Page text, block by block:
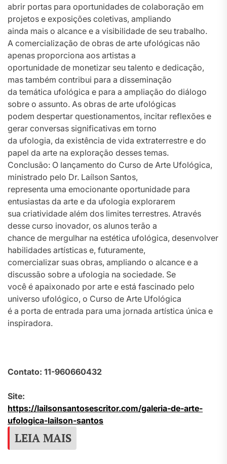
abrir portas para oportunidades de colaboração em
projetos e exposições coletivas, ampliando
ainda mais o alcance e a visibilidade de seu trabalho.
A comercialização de obras de arte ufológicas não
apenas proporciona aos artistas a
oportunidade de monetizar seu talento e dedicação,
mas também contribui para a disseminação
da temática ufológica e para a ampliação do diálogo
sobre o assunto. As obras de arte ufológicas
podem despertar questionamentos, incitar reflexões e
gerar conversas significativas em torno
da ufologia, da existência de vida extraterrestre e do
papel da arte na exploração desses temas.
Conclusão: O lançamento do Curso de Arte Ufológica,
ministrado pelo Dr. Laílson Santos,
representa uma emocionante oportunidade para
entusiastas da arte e da ufologia explorarem
sua criatividade além dos limites terrestres. Através
desse curso inovador, os alunos terão a
chance de mergulhar na estética ufológica, desenvolver
habilidades artísticas e, futuramente,
comercializar suas obras, ampliando o alcance e a
discussão sobre a ufologia na sociedade. Se
você é apaixonado por arte e está fascinado pelo
universo ufológico, o Curso de Arte Ufológica
é a porta de entrada para uma jornada artística única e
inspiradora.
Contato: 11-960660432
Site:
https://lailsonsantosescritor.com/galeria-de-arte-
ufologica-lailson-santos
LEIA MAIS